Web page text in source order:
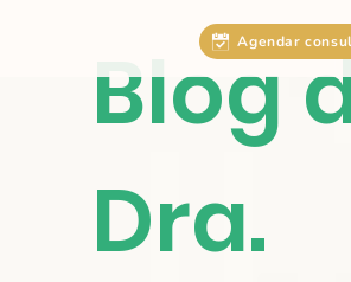
Agendar
Blog
Dra.